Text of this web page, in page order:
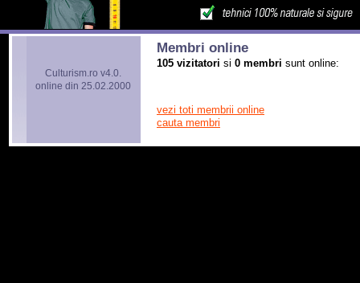
Culturism.ro v4.0.
online din 25.02.2000
Membri online
105 vizitatori si 0 membri sunt online:
vezi toti membrii online
cauta membri